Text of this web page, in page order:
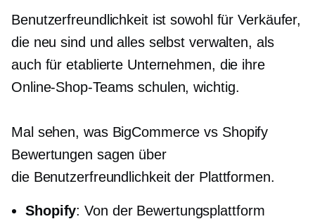
Benutzerfreundlichkeit ist sowohl für Verkäufer,
die neu sind und alles selbst verwalten, als
auch für etablierte Unternehmen, die ihre
Online-Shop-Teams schulen, wichtig.
Mal sehen, was BigCommerce vs Shopify
Bewertungen sagen über
die Benutzerfreundlichkeitder Plattformen.
Shopify: Von der Bewertungsplattform